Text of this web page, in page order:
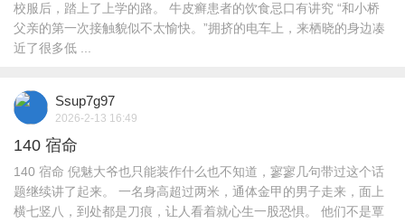
校服后，踏上了上学的路。 牛皮癣患者的饮食忌口有讲究 “和小桥
父亲的第一次接触貌似不太愉快。”拥挤的电车上，来栖晓的身边凑
近了很多低 ...
Ssup7g97
2026-2-13 16:49
140 宿命
140 宿命 倪魅大爷也只能装作什么也不知道，寥寥几句带过这个话
题继续讲了起来。 一名身高超过两米，通体金甲的男子走来，面上
横七竖八，到处都是刀痕，让人看着就心生一股恐惧。 他们不是覃